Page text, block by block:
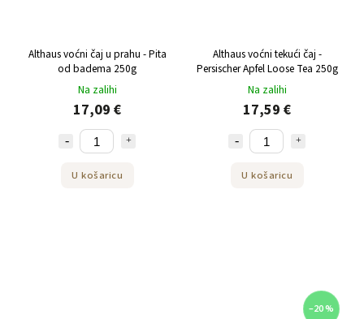
Althaus voćni čaj u prahu - Pita
od badema 250g
Na zalihi
17,09 €
U košaricu
Althaus voćni tekući čaj -
Persischer Apfel Loose Tea 250g
Na zalihi
17,59 €
U košaricu
–20 %